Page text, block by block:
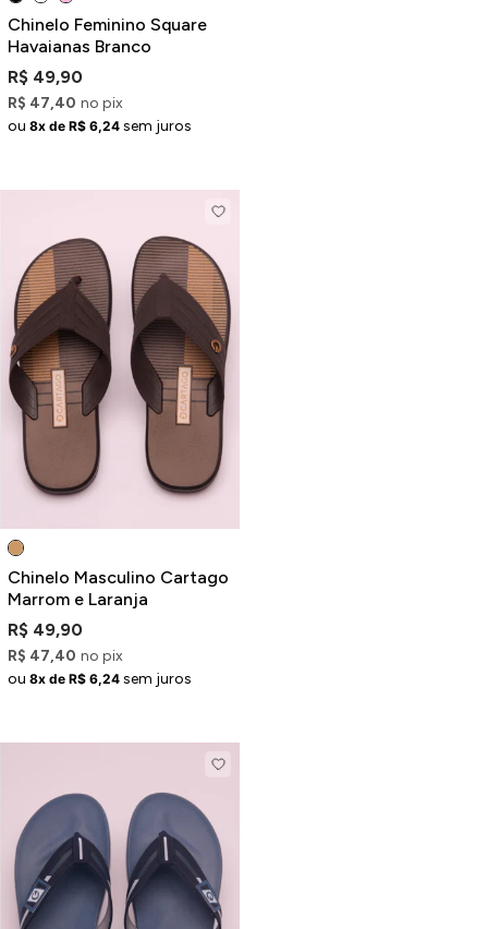
Chinelo Feminino Square
Havaianas Branco
R$ 49,90
R$ 47,40 no pix
ou 8x de R$ 6,24 sem juros
Chinelo Masculino Cartago
Marrom e Laranja
R$ 49,90
R$ 47,40 no pix
ou 8x de R$ 6,24 sem juros